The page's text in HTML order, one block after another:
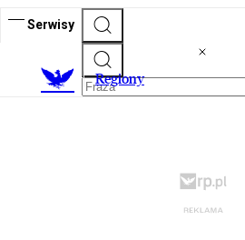
Serwisy
Regiony